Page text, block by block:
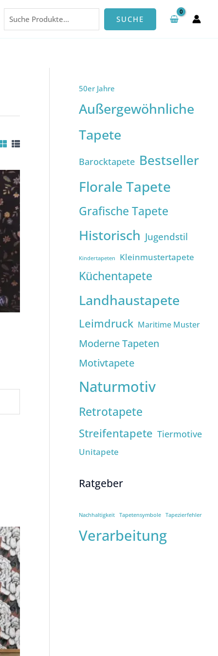
Suchen
SUCHE
50er Jahre
Außergewöhnliche
Tapete
Barocktapete Bestseller
Florale Tapete
Grafische Tapete
Historisch Jugendstil
Kindertapeten Kleinmustertapete
Küchentapete
Landhaustapete
Leimdruck Maritime Muster
Moderne Tapeten
Motivtapete
Naturmotiv
Retrotapete
Streifentapete Tiermotive
Unitapete
Ratgeber
Nachhaltigkeit Tapetensymbole Tapezierfehler
Verarbeitung